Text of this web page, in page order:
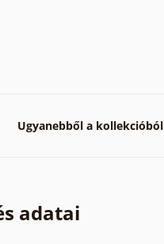
Ugyanebből a kollekcióból
adatai